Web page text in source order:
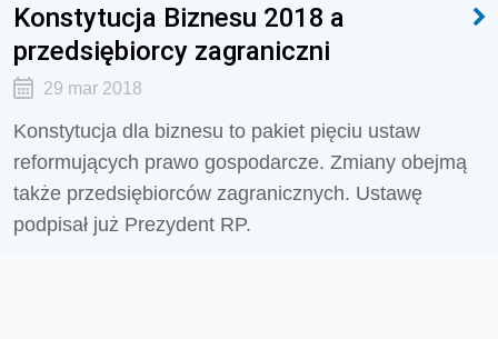
Konstytucja Biznesu 2018 a
przedsiębiorcy zagraniczni
29 mar 2018
Konstytucja dla biznesu to pakiet pięciu ustaw
reformujących prawo gospodarcze. Zmiany obejmą
także przedsiębiorców zagranicznych. Ustawę
podpisał już Prezydent RP.